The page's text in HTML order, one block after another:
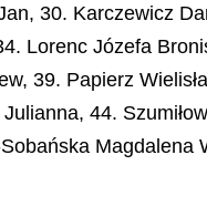
30. Karczewicz
Lorenc Józefa
39. Papierz
44.
Magdalena